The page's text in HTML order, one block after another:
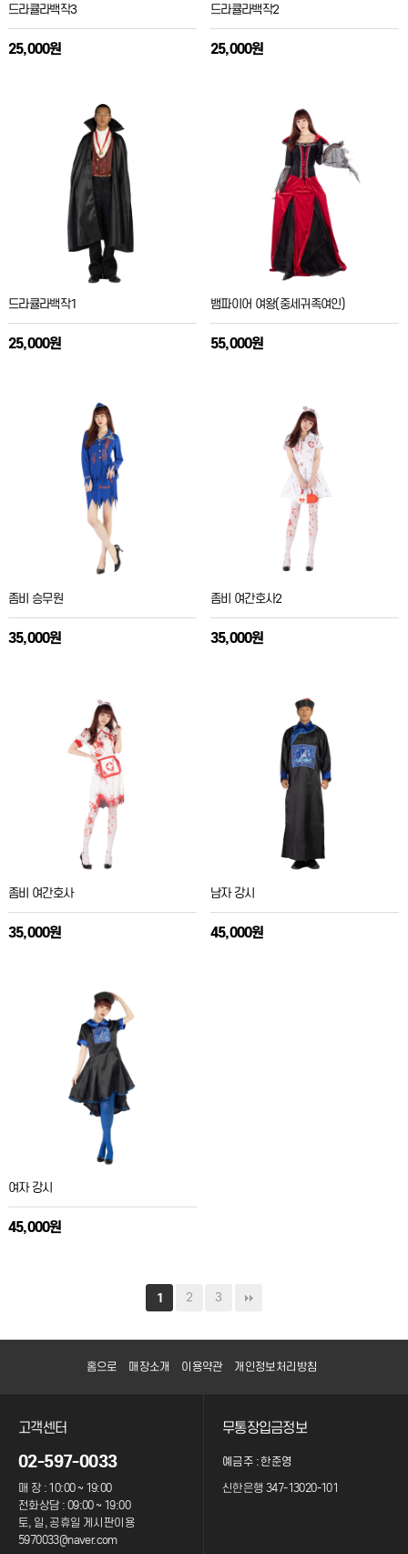
드라큘라백작3
25,000원
드라큘라백작2
25,000원
드라큘라백작1
25,000원
뱀파이어 여왕(중세귀족여인)
55,000원
좀비 승무원
35,000원
좀비 여간호사2
35,000원
좀비 여간호사
35,000원
남자 강시
45,000원
여자 강시
45,000원
1 2 3
홈으로 매장소개 이용약관 개인정보처리방침
고객센터
02-597-0033
매 장 : 10:00 ~ 19:00
전화상담 : 09:00 ~ 19:00
토, 일, 공휴일 게시판이용
5970033@naver.com
무통장입금정보
예금주 : 한준영
신한은행 347-13020-101